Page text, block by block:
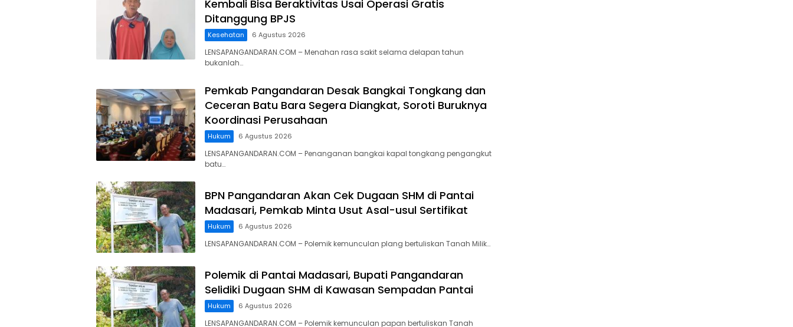
Kembali Bisa Beraktivitas Usai Operasi Gratis
Ditanggung BPJS
Kesehatan 6 Agustus 2026
LENSAPANGANDARAN.COM – Menahan rasa sakit selama delapan tahun
bukanlah…
Pemkab Pangandaran Desak Bangkai Tongkang dan
Ceceran Batu Bara Segera Diangkat, Soroti Buruknya
Koordinasi Perusahaan
Hukum 6 Agustus 2026
LENSAPANGANDARAN.COM – Penanganan bangkai kapal tongkang pengangkut
batu…
BPN Pangandaran Akan Cek Dugaan SHM di Pantai
Madasari, Pemkab Minta Usut Asal-usul Sertifikat
Hukum 6 Agustus 2026
LENSAPANGANDARAN.COM – ‎Polemik kemunculan plang bertuliskan Tanah Milik…
Polemik di Pantai Madasari, Bupati Pangandaran
Selidiki Dugaan SHM di Kawasan Sempadan Pantai
Hukum 6 Agustus 2026
LENSAPANGANDARAN.COM – Polemik kemunculan papan bertuliskan Tanah